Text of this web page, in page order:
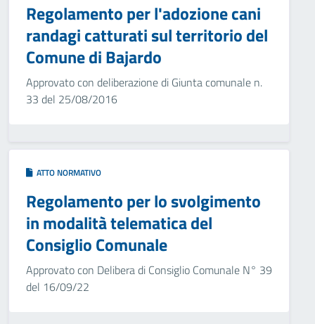
Regolamento per l'adozione cani
randagi catturati sul territorio del
Comune di Bajardo
Approvato con deliberazione di Giunta comunale n.
33 del 25/08/2016
ATTO NORMATIVO
Regolamento per lo svolgimento
in modalità telematica del
Consiglio Comunale
Approvato con Delibera di Consiglio Comunale N° 39
del 16/09/22